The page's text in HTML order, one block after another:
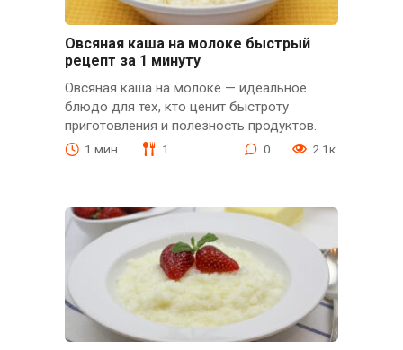
Овсяная каша на молоке быстрый
рецепт за 1 минуту
Овсяная каша на молоке — идеальное
блюдо для тех, кто ценит быстроту
приготовления и полезность продуктов.
1 мин. 1 0 2.1к.